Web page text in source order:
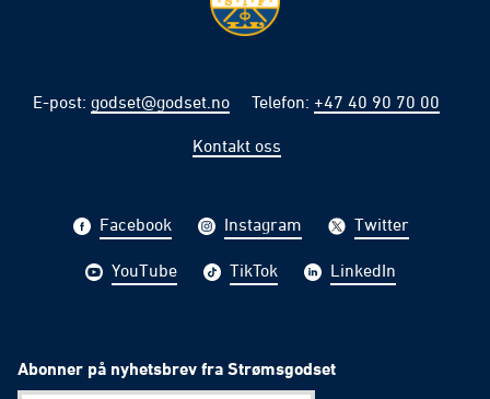
E-post: godset@godset.no Telefon: +47 40 90 70 00
Kontakt oss
Facebook Instagram Twitter
YouTube TikTok LinkedIn
Abonner på nyhetsbrev fra Strømsgodset